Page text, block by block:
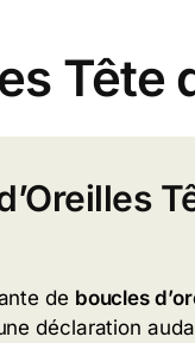
Tête
de boucles
déclaration